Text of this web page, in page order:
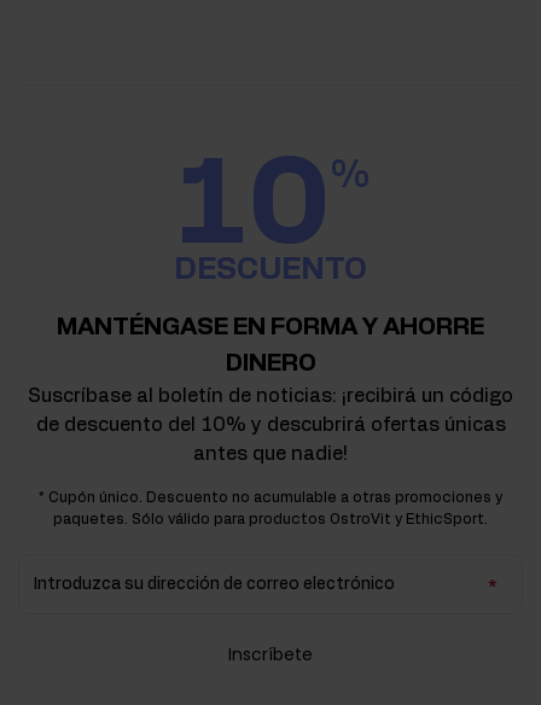
10%
DESCUENTO
MANTÉNGASE EN FORMA Y AHORRE
DINERO
Suscríbase al boletín de noticias: ¡recibirá un código
de descuento del 10% y descubrirá ofertas únicas
antes que nadie!
* Cupón único. Descuento no acumulable a otras promociones y
paquetes. Sólo válido para productos OstroVit y EthicSport.
Introduzca su dirección de correo electrónico
Inscríbete